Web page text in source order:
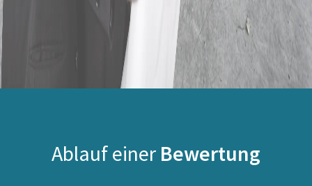
Ablauf einer Bewertung